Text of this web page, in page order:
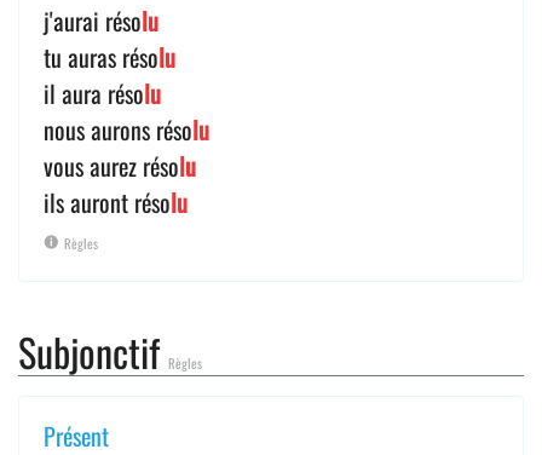
j'aurai résolu
tu auras résolu
il aura résolu
nous aurons résolu
vous aurez résolu
ils auront résolu
Règles
Subjonctif Règles
Présent